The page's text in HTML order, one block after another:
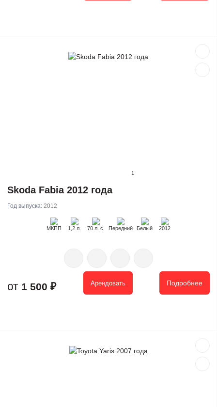
1
Skoda Fabia 2012 года
Год выпуска: 2012
МКПП 1,2 л. 70 л. с. Передний Белый 2012
1 500 ₽ Арендовать Подробнее